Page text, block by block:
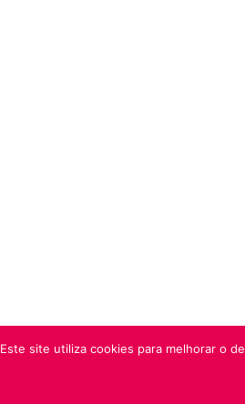
Este site utiliza cookies para melhorar o